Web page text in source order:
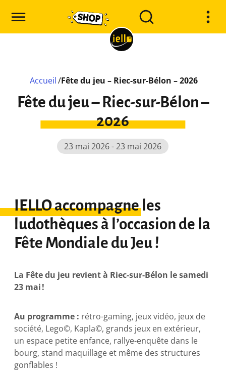
Accueil /Fête du jeu – Riec-sur-Bélon – 2026
Fête du jeu – Riec-sur-Bélon –
2026
23 mai 2026 - 23 mai 2026
IELLO accompagne les
ludothèques à l’occasion de la
Fête Mondiale du Jeu !
La Fête du jeu revient à Riec-sur-Bélon le samedi
23 mai !
Au programme : rétro-gaming, jeux vidéo, jeux de
société, Lego©, Kapla©, grands jeux en extérieur,
un espace petite enfance, rallye-enquête dans le
bourg, stand maquillage et même des structures
gonflables !